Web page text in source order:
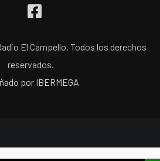
El Campello. Todos los derechos
reservados.
por IBERMEGA